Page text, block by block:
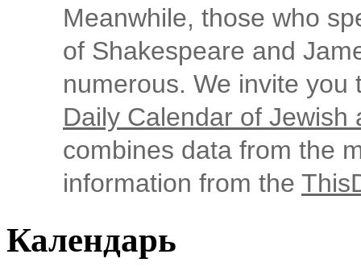
Meanwhile, those who
of Shakespeare and
numerous. We invite
Daily Calendar of Jewish
combines data from the
information from the
Календарь